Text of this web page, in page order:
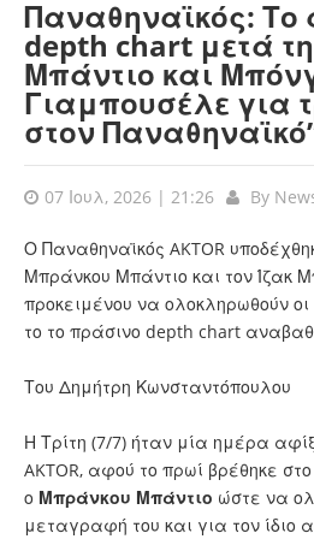
Παναθηναϊκός:
depth chart μετά
Μπάντιο και
Γιαμπουσέλε για
στον
07 Ιουλ, 2026 | 21:26 By
Ο Παναθηναϊκός AKTOR
Μπράνκου Μπάντιο και τον Ίζακ
προκειμένου να ολοκληρωθούν
το το πράσινο depth chart
Του Δημήτρη Κωνσταντόπουλου
Η Τρίτη (7/7) ήταν μία ημέρα
AKTOR, αφού το πρωί βρέθηκε
ο Μπράνκου Μπάντιο ώστε να
μεταγραφή του και για τον ίδιο